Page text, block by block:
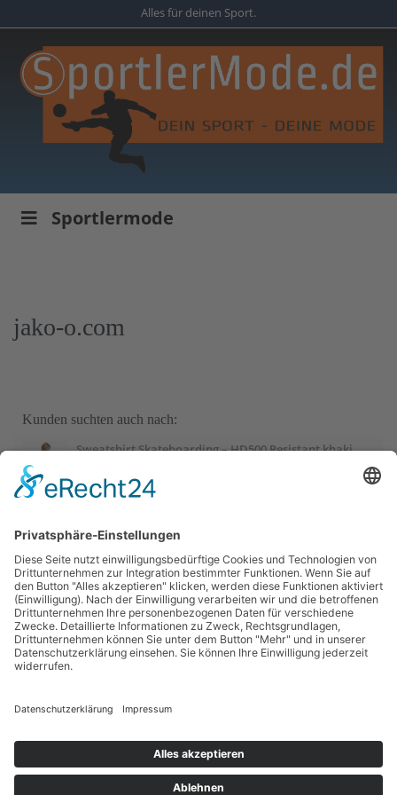
to
content
Alles für deinen Sport.
Sportlermode
jako-o.com
Kunden suchten auch nach:
Sweatshirt Skateboarding – HD500 Resistant khaki
Judoanzug 100 Kinder
Sport-Thieme Mini-Basketball „Playground“, Blau
Sportime Kickertisch „Connect & Play“ Stadion Edition,
Blau-Weiß